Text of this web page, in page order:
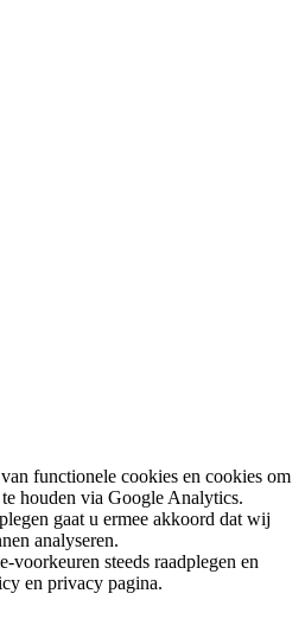
functionele cookies en cookies om
houden via Google Analytics.
gaat u ermee akkoord dat wij
analyseren.
steeds raadplegen en
en privacy pagina.